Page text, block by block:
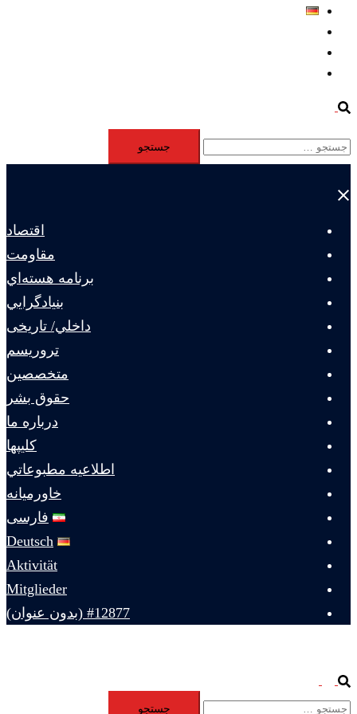
Search
جستجو
برای:
Close
اقتصاد
مقاومت
برنامه هسته‌اي
بنيادگرايي
داخلي/ تاریخی
تروريسم
متخصصين
حقوق بشر
درباره ما
كليپها
اطلاعيه مطبوعاتي
خاورميانه
فارسی
Deutsch
Aktivität
Mitglieder
#12877 (بدون عنوان)
Search
menuجستجو